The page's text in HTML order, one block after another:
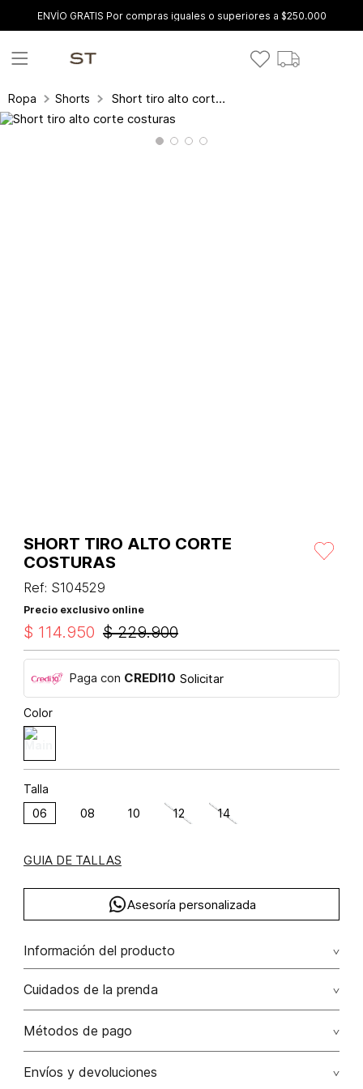
ENVÍO GRATIS Por compras iguales o superiores a $250.000
Ropa Shorts Short tiro alto corte costuras
SHORT TIRO ALTO CORTE
COSTURAS
Ref: S104529
Precio exclusivo online
$ 229.900
$ 114.950
Paga con CREDI10 Solicitar
Color
Talla
06 08 10 12 14
GUIA DE TALLAS
Asesoría personalizada
Información del producto
Short tiro alto corte costuras
Cuidados de la prenda
No remojar. no planchar con vapor. planchar por el reves.
Métodos de pago
Tarjetas de crédito: Visa, Dinners, Master Card y American
Envíos y devoluciones